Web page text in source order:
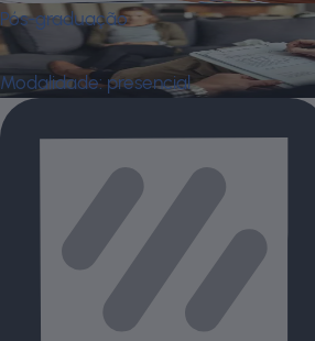
Pós-graduação
Terapia Cognitivo-
Modalidade: presencial